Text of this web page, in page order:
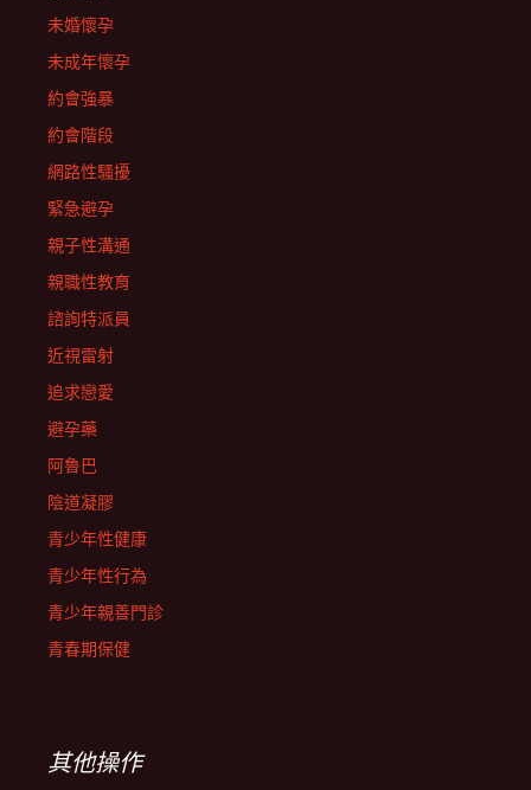
未婚懷孕
未成年懷孕
約會強暴
約會階段
網路性騷擾
緊急避孕
親子性溝通
親職性教育
諮詢特派員
近視雷射
追求戀愛
避孕藥
阿魯巴
陰道凝膠
青少年性健康
青少年性行為
青少年親善門診
青春期保健
其他操作